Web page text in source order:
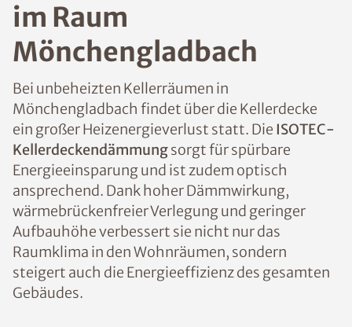
im Raum
Mönchengladbach
Bei unbeheizten Kellerräumen in
Mönchengladbach findet über die Kellerdecke
ein großer Heizenergieverlust statt. Die ISOTEC-
Kellerdeckendämmungsorgt für spürbare
Energieeinsparung und ist zudem optisch
ansprechend. Dank hoher Dämmwirkung,
wärmebrückenfreier Verlegung und geringer
Aufbauhöhe verbessert sie nicht nur das
Raumklima in den Wohnräumen, sondern
steigert auch die Energieeffizienz des gesamten
Gebäudes.